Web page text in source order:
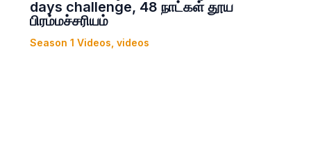
days challenge, 48 நாட்கள் தூய
பிரம்மச்சரியம்
Season 1 Videos videos